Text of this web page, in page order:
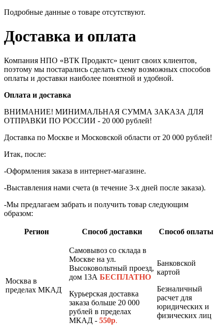
Подробные данные о товаре отсутствуют.
Доставка и оплата
Компания НПО «ВТК Продактс» ценит своих клиентов,
поэтому мы постарались сделать схему возможных способов
оплаты и доставки наиболее понятной и удобной.
Оплата и доставка
ВНИМАНИЕ! МИНИМАЛЬНАЯ СУММА ЗАКАЗА ДЛЯ
ОТПРАВКИ ПО РОССИИ - 20 000 рублей!
Доставка по Москве и Московской области от 20 000 рублей!
Итак, после:
-Оформления заказа в интернет-магазине.
-Выставления нами счета (в течение 3-х дней после заказа).
-Мы предлагаем забрать и получить товар следующим
образом:
Регион Способ доставки Способ оплаты
Москва в
пределах МКАД
Самовывоз со склада в
Москве на ул.
Высоковольтный проезд,
дом 13А БЕСПЛАТНО
Курьерская доставка
заказа больше 20 000
рублей в пределах
МКАД - 550р.
Банковской
картой
Безналичный
расчет для
юридических и
физических лиц